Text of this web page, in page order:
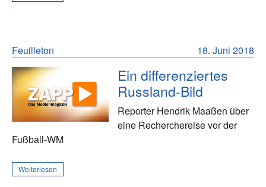
18. Juni 2018
Feuilleton
Ein differenziertes
Russland-Bild
Reporter Hendrik Maaßen über
eine Recherchereise vor der
Fußball-WM
Weiterlesen